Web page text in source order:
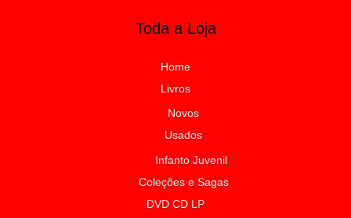
Toda a Loja
Home
Livros
Novos
Usados
Infanto Juvenil
Coleções e Sagas
DVD CD LP